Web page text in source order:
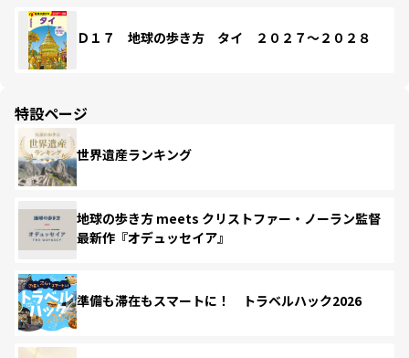
Ｄ１７ 地球の歩き方 タイ ２０２７～２０２８
特設ページ
世界遺産ランキング
地球の歩き方 meets クリストファー・ノーラン監督
最新作『オデュッセイア』
準備も滞在もスマートに！ トラベルハック2026